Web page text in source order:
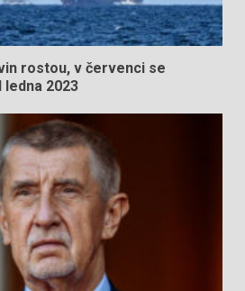
rostou, v červenci se
ledna 2023